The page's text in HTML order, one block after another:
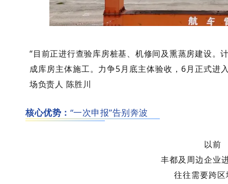
“目前正进行查验库房桩基、机修间及熏蒸房建设。
成库房主体施工。力争5月底主体验收，6月正式
场负责人 陈胜川
核心优势： “一次申报”告别奔波
以前
丰都及周边企业
往往需要跨